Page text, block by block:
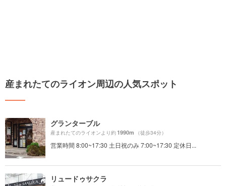
産まれたてのライオン周辺の人気スポット
グランターブル
産まれたてのライオンより約1990m （徒歩34分）
営業時間 8:00~17:30 土日祝のみ 7:00~17:30 定休日...
リュードゥサクラ